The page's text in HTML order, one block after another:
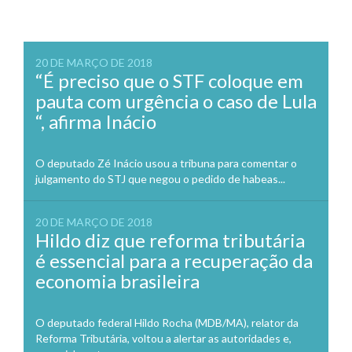
20 DE MARÇO DE 2018
“É preciso que o STF coloque em
pauta com urgência o caso de Lula
“, afirma Inácio
O deputado Zé Inácio usou a tribuna para comentar o
julgamento do STJ que negou o pedido de habeas...
20 DE MARÇO DE 2018
Hildo diz que reforma tributária
é essencial para a recuperação da
economia brasileira
O deputado federal Hildo Rocha (MDB/MA), relator da
Reforma Tributária, voltou a alertar as autoridades e,